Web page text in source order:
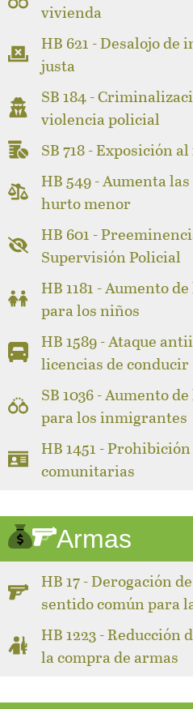
vivienda
HB 621 - Desalojo de
justa
SB 184 -
violencia policial
SB 718 - Exposición
HB 549 - Aumenta
hurto menor
HB 601 -
Supervisión Policial
HB 1181 - Aumento
para los niños
HB 1589 - Ataque
licencias de conducir
SB 1036 - Aumento
para los inmigrantes
HB 1451 -
comunitarias
Armas
HB 17 - Derogación
sentido común para
HB 1223 - Reducción
la compra de armas